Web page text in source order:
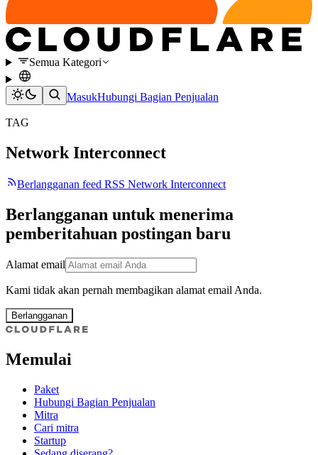
Semua Kategori
MasukHubungi Bagian Penjualan
TAG
Network Interconnect
Berlangganan feed RSS Network Interconnect
Berlangganan untuk menerima
pemberitahuan postingan baru
Alamat email
Kami tidak akan pernah membagikan alamat email Anda.
Berlangganan
Memulai
Paket
Hubungi Bagian Penjualan
Mitra
Cari mitra
Startup